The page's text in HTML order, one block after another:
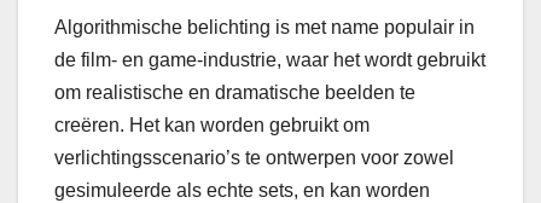
Algorithmische belichting is met name populair in
de film- en game-industrie, waar het wordt gebruikt
om realistische en dramatische beelden te
creëren. Het kan worden gebruikt om
verlichtingsscenario’s te ontwerpen voor zowel
gesimuleerde als echte sets, en kan worden